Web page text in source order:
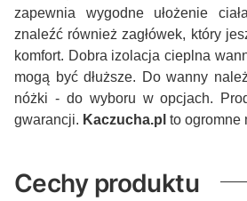
zapewnia wygodne ułożenie
znaleźć również zagłówek, który
komfort. Dobra izolacja cieplna
mogą być dłuższe. Do wanny
nóżki - do wyboru w opcjach.
gwarancji. Kaczucha.pl to ogromne
Cechy produktu